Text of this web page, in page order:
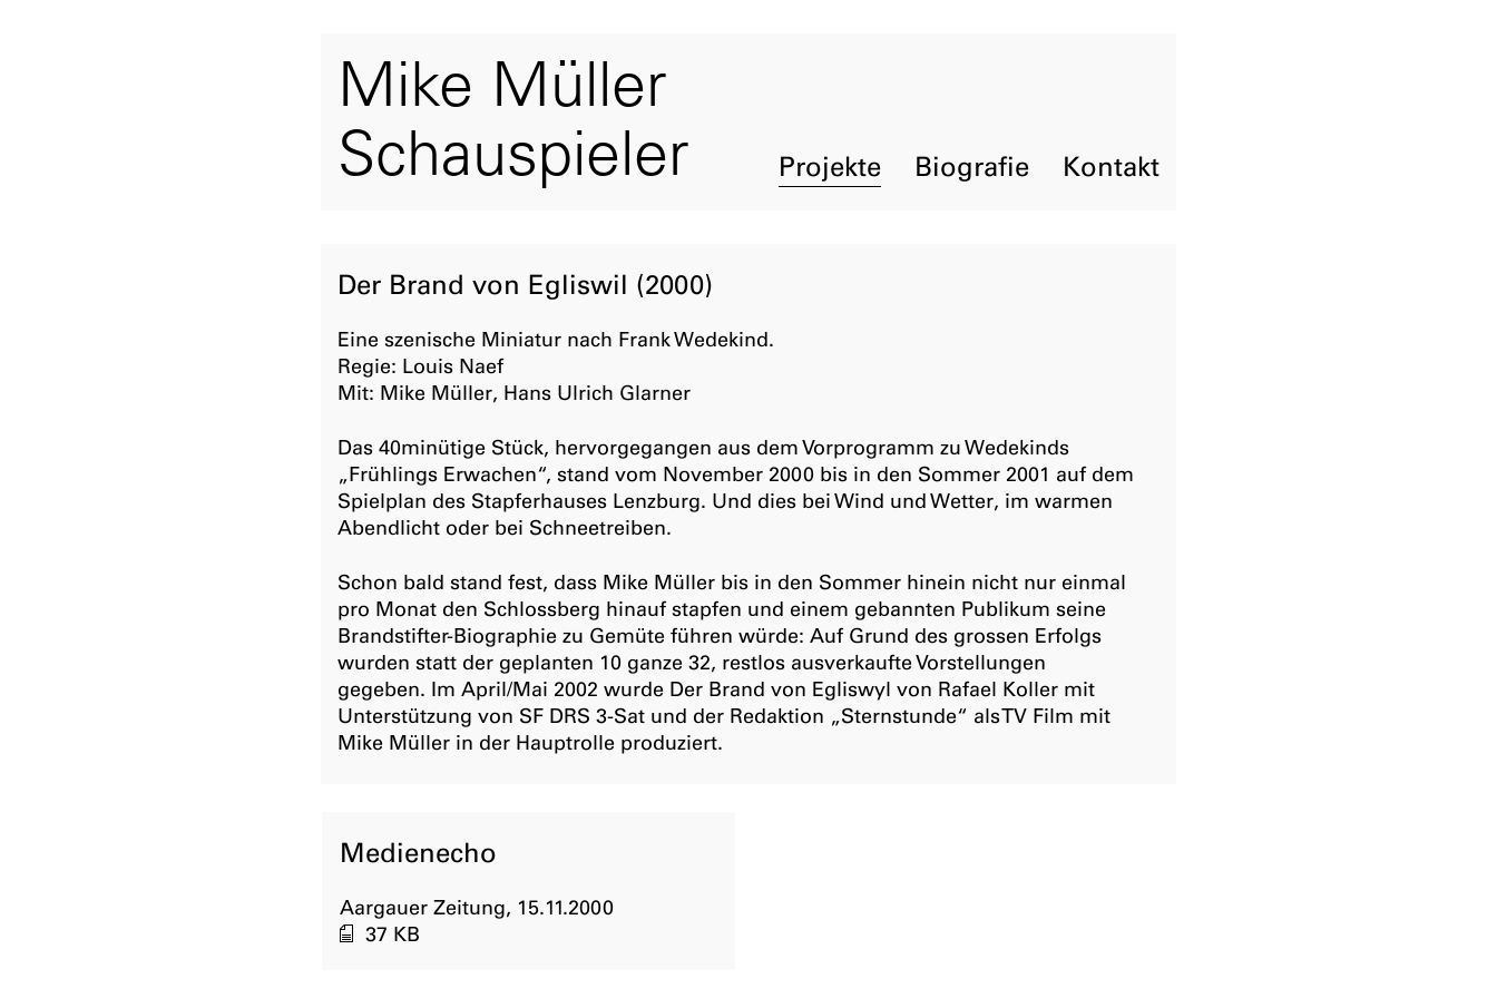
Mike Müller
Schauspieler
Projekte Biografie Kontakt
Der Brand von Egliswil (2000)
Eine szenische Miniatur nach Frank Wedekind.
Regie: Louis Naef
Mit: Mike Müller, Hans Ulrich Glarner
Das 40minütige Stück, hervorgegangen aus dem Vorprogramm zu Wedekinds
„Frühlings Erwachen“, stand vom November 2000 bis in den Sommer 2001 auf dem
Spielplan des Stapferhauses Lenzburg. Und dies bei Wind und Wetter, im warmen
Abendlicht oder bei Schneetreiben.
Schon bald stand fest, dass Mike Müller bis in den Sommer hinein nicht nur einmal
pro Monat den Schlossberg hinauf stapfen und einem gebannten Publikum seine
Brandstifter-Biographie zu Gemüte führen würde: Auf Grund des grossen Erfolgs
wurden statt der geplanten 10 ganze 32, restlos ausverkaufte Vorstellungen
gegeben. Im April/Mai 2002 wurde Der Brand von Egliswyl von Rafael Koller mit
Unterstützung von SF DRS 3-Sat und der Redaktion „Sternstunde“ als TV Film mit
Mike Müller in der Hauptrolle produziert.
Medienecho
Aargauer Zeitung, 15.11.2000
37 KB